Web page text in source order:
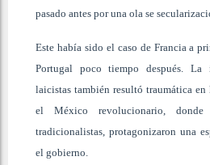
pasado antes por una ola se
Este había sido el caso de Francia a
Portugal poco tiempo después. La
laicistas también resultó traumática en
el México revolucionario, donde
tradicionalistas, protagonizaron una
el gobierno.